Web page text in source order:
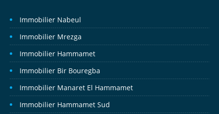
Immobilier Nabeul
Immobilier Mrezga
Immobilier Hammamet
Immobilier Bir Bouregba
Immobilier Manaret El Hammamet
Immobilier Hammamet Sud